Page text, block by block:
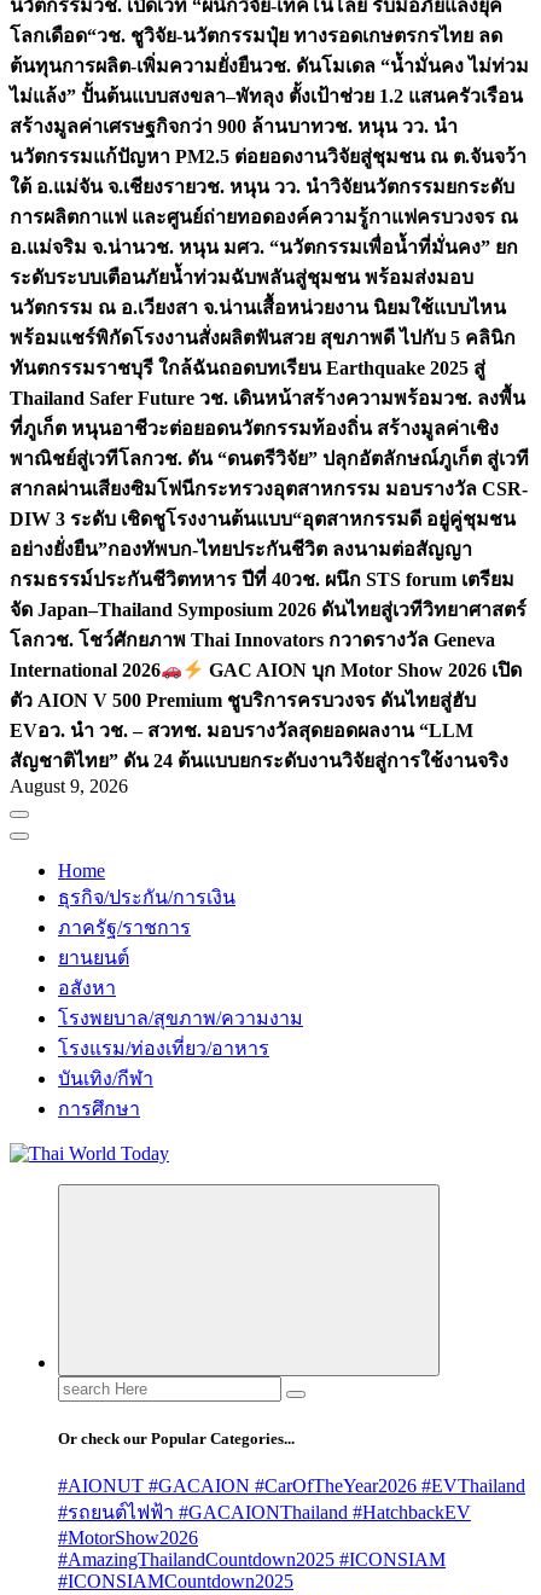
นวัตกรรมวช. เปิดเวที “ผนึกวิจัย-เทคโนโลยี รับมือภัยแล้งยุค
โลกเดือด“วช. ชูวิจัย-นวัตกรรมปุ๋ย ทางรอดเกษตรกรไทย ลด
ต้นทุนการผลิต-เพิ่มความยั่งยืนวช. ดันโมเดล “น้ำมั่นคง ไม่ท่วม
ไม่แล้ง” ปั้นต้นแบบสงขลา–พัทลุง ตั้งเป้าช่วย 1.2 แสนครัวเรือน
สร้างมูลค่าเศรษฐกิจกว่า 900 ล้านบาทวช. หนุน วว. นำ
นวัตกรรมแก้ปัญหา PM2.5 ต่อยอดงานวิจัยสู่ชุมชน ณ ต.จันจว้า
ใต้ อ.แม่จัน จ.เชียงรายวช. หนุน วว. นำวิจัยนวัตกรรมยกระดับ
การผลิตกาแฟ และศูนย์ถ่ายทอดองค์ความรู้กาแฟครบวงจร ณ
อ.แม่จริม จ.น่านวช. หนุน มศว. “นวัตกรรมเพื่อน้ำที่มั่นคง” ยก
ระดับระบบเตือนภัยน้ำท่วมฉับพลันสู่ชุมชน พร้อมส่งมอบ
นวัตกรรม ณ อ.เวียงสา จ.น่านเสื้อหน่วยงาน นิยมใช้แบบไหน
พร้อมแชร์พิกัดโรงงานสั่งผลิตฟันสวย สุขภาพดี ไปกับ 5 คลินิก
ทันตกรรมราชบุรี ใกล้ฉันถอดบทเรียน Earthquake 2025 สู่
Thailand Safer Future วช. เดินหน้าสร้างความพร้อมวช. ลงพื้น
ที่ภูเก็ต หนุนอาชีวะต่อยอดนวัตกรรมท้องถิ่น สร้างมูลค่าเชิง
พาณิชย์สู่เวทีโลกวช. ดัน “ดนตรีวิจัย” ปลุกอัตลักษณ์ภูเก็ต สู่เวที
สากลผ่านเสียงซิมโฟนีกระทรวงอุตสาหกรรม มอบรางวัล CSR-
DIW 3 ระดับ เชิดชูโรงงานต้นแบบ“อุตสาหกรรมดี อยู่คู่ชุมชน
อย่างยั่งยืน”กองทัพบก-ไทยประกันชีวิต ลงนามต่อสัญญา
กรมธรรม์ประกันชีวิตทหาร ปีที่ 40วช. ผนึก STS forum เตรียม
จัด Japan–Thailand Symposium 2026 ดันไทยสู่เวทีวิทยาศาสตร์
โลกวช. โชว์ศักยภาพ Thai Innovators กวาดรางวัล Geneva
International 2026
GAC AION บุก Motor Show 2026 เปิด
ตัว AION V 500 Premium ชูบริการครบวงจร ดันไทยสู่ฮับ
EVอว. นำ วช. – สวทช. มอบรางวัลสุดยอดผลงาน “LLM
สัญชาติไทย” ดัน 24 ต้นแบบยกระดับงานวิจัยสู่การใช้งานจริง
August 9, 2026
Home
ธุรกิจ/ประกัน/การเงิน
ภาครัฐ/ราชการ
ยานยนต์
อสังหา
โรงพยบาล/สุขภาพ/ความงาม
โรงแรม/ท่องเที่ยว/อาหาร
บันเทิง/กีฬา
การศึกษา
Search
for:
Or check our Popular Categories...
#AIONUT #GACAION #CarOfTheYear2026 #EVThailand
#รถยนต์ไฟฟ้า #GACAIONThailand #HatchbackEV
#MotorShow2026
#AmazingThailandCountdown2025 #ICONSIAM
#ICONSIAMCountdown2025